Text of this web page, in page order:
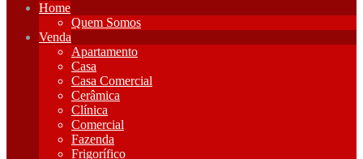
Home
Quem Somos
Venda
Apartamento
Casa
Casa Comercial
Cerâmica
Clínica
Comercial
Fazenda
Frigorífico